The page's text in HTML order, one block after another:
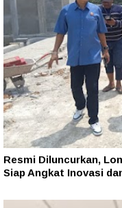
Resmi Diluncurkan,
Siap Angkat Inovasi